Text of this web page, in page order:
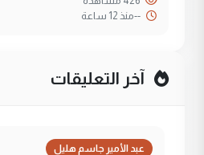
--منذ 12 ساعة
آخر التعليقات
عبد الأمير جاسم هليل